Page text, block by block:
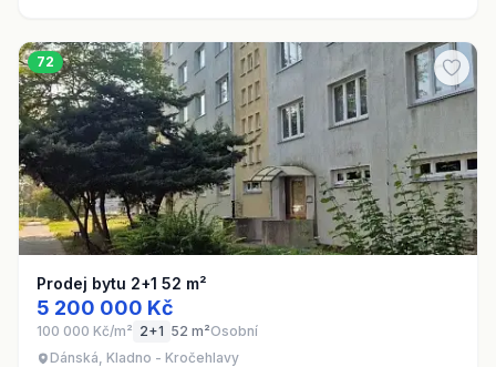
72
Prodej bytu 2+1 52 m²
5 200 000 Kč
100 000 Kč/m² 2+1 52 m²Osobní
Dánská, Kladno - Kročehlavy